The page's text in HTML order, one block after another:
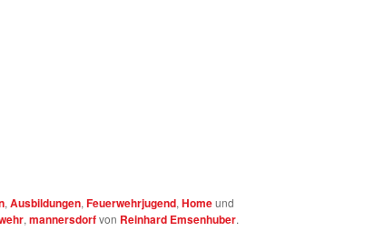
, Ausbildungen, Feuerwehrjugend, Homeund
, mannersdorfvon Reinhard Emsenhuber.